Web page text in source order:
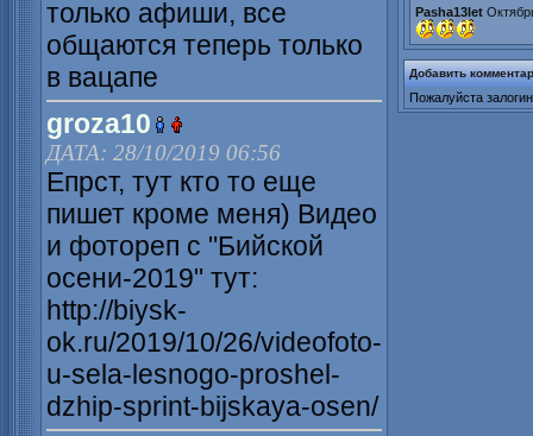
только афиши, все
общаются теперь только
в вацапе
groza10
ДАТА: 28/10/2019 06:56
Епрст, тут кто то еще
пишет кроме меня) Видео
и фотореп с "Бийской
осени-2019" тут:
http://biysk-
ok.ru/2019/10/26/videofoto-
u-sela-lesnogo-proshel-
dzhip-sprint-bijskaya-osen/
Pasha13let
Добавить
Пожалуйста